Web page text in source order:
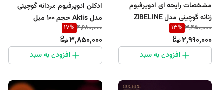
مشخصات رایحه ای ادوپرفیوم
زنانه گوچینی مدل ZIBELINE
حجم 100 میل انباکس شده
3,450,000
13%
2,990,000
افزودن به سبد
ادکلن ادوپرفیوم مردانه گوچینی
مدل Aktis حجم 100 میل
4,680,000
17%
3,850,000
افزودن به سبد